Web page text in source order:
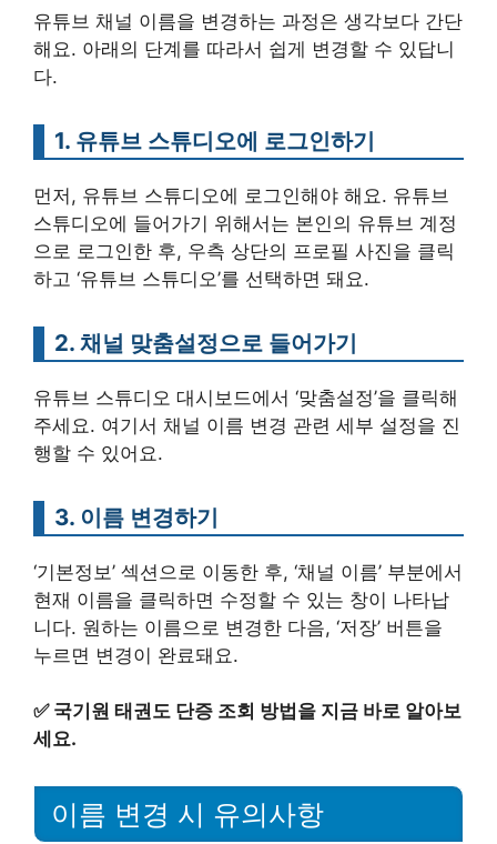
유튜브 채널 이름을 변경하는 과정은 생각보다 간단
해요. 아래의 단계를 따라서 쉽게 변경할 수 있답니
다.
1. 유튜브 스튜디오에 로그인하기
먼저, 유튜브 스튜디오에 로그인해야 해요. 유튜브
스튜디오에 들어가기 위해서는 본인의 유튜브 계정
으로 로그인한 후, 우측 상단의 프로필 사진을 클릭
하고 ‘유튜브 스튜디오’를 선택하면 돼요.
2. 채널 맞춤설정으로 들어가기
유튜브 스튜디오 대시보드에서 ‘맞춤설정’을 클릭해
주세요. 여기서 채널 이름 변경 관련 세부 설정을 진
행할 수 있어요.
3. 이름 변경하기
‘기본정보’ 섹션으로 이동한 후, ‘채널 이름’ 부분에서
현재 이름을 클릭하면 수정할 수 있는 창이 나타납
니다. 원하는 이름으로 변경한 다음, ‘저장’ 버튼을
누르면 변경이 완료돼요.
✅ 국기원 태권도 단증 조회 방법을 지금 바로 알아보
세요.
이름 변경 시 유의사항